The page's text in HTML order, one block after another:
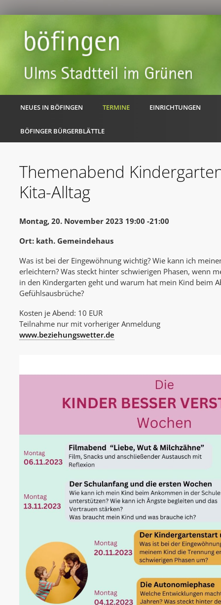
NEUES IN BÖFINGEN TERMINE EINRICHTUNGEN
BÖFINGER BÜRGERBLÄTTLE
Themenabend
Kita-Alltag
Montag, 20. November 2023 19:00 -21:00
Ort: kath. Gemeindehaus
Was ist bei der Eingewöhnung wichtig? Wie kann ich
erleichtern? Was steckt hinter schwierigen Phasen, wenn
in den Kindergarten geht und warum hat mein Kind beim
Gefühlsausbrüche?
Kosten je Abend: 10 EUR
Teilnahme nur mit vorheriger Anmeldung
www.beziehungswetter.de